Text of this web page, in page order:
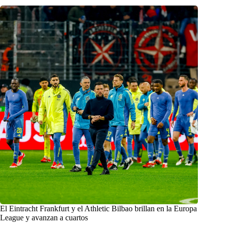
El Eintracht Frankfurt y el Athletic Bilbao brillan en la Europa
League y avanzan a cuartos